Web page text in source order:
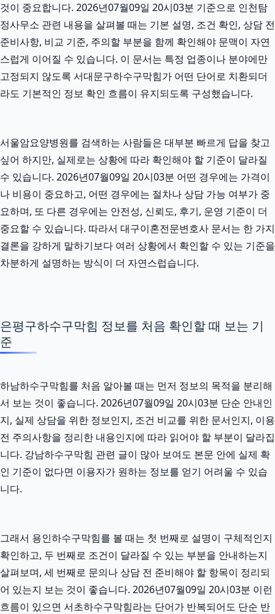
것이 중요합니다. 2026년07월09일 20시03분 기준으로 인천탐
정사무소 관련 내용을 살펴볼 때는 기본 설명, 조건 확인, 상담 전
준비사항, 비교 기준, 주의할 부분을 함께 확인해야 문맥이 자연
스럽게 이어질 수 있습니다. 이 문서는 특정 업종이나 분야에만
고정되지 않도록 서대문구하수구막힘가 어떤 단어로 치환되더
라도 기본적인 정보 확인 흐름이 유지되도록 구성했습니다.
서울암요양병원를 검색하는 사람들은 대부분 빠르게 답을 찾고
싶어 하지만, 실제로는 상황에 따라 확인해야 할 기준이 달라질
수 있습니다. 2026년07월09일 20시03분 어떤 경우에는 가격이
나 비용이 중요하고, 어떤 경우에는 절차나 상담 가능 여부가 중
요하며, 또 다른 경우에는 안전성, 신뢰도, 후기, 운영 기준이 더
중요할 수 있습니다. 따라서 대구이혼전문변호사 문서는 한 가지
결론을 강하게 말하기보다 여러 상황에서 확인할 수 있는 기준을
차분하게 설명하는 방식이 더 자연스럽습니다.
은평구하수구막힘 정보를 처음 확인할 때 보는 기
준
하남하수구막힘를 처음 알아볼 때는 먼저 정보의 목적을 분리해
서 보는 것이 좋습니다. 2026년07월09일 20시03분 단순 안내인
지, 실제 상담을 위한 정보인지, 조건 비교를 위한 문서인지, 이용
전 주의사항을 정리한 내용인지에 따라 읽어야 할 부분이 달라집
니다. 강남하수구막힘 관련 글이 많아 보여도 본문 안에 실제 확
인 기준이 없다면 이용자가 원하는 정보를 얻기 어려울 수 있습
니다.
그래서 용인하수구막힘를 볼 때는 첫 번째로 설명이 구체적인지
확인하고, 두 번째로 조건이 달라질 수 있는 부분을 안내하는지
살펴보며, 세 번째로 문의나 상담 전 준비해야 할 항목이 정리되
어 있는지 보는 것이 좋습니다. 2026년07월09일 20시03분 이런
흐름이 있으면 서초하수구막힘라는 단어가 반복되어도 단순 반